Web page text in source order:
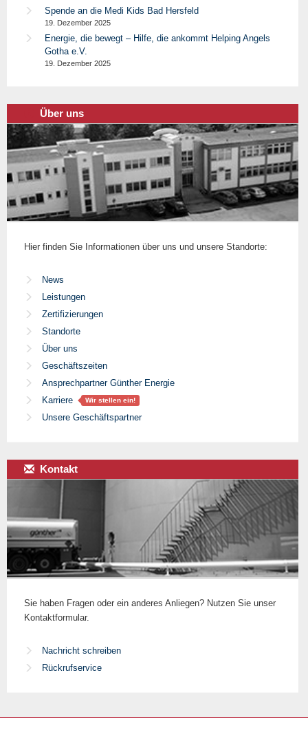
Spende an die Medi Kids Bad Hersfeld
19. Dezember 2025
Energie, die bewegt – Hilfe, die ankommt Helping Angels
Gotha e.V.
19. Dezember 2025
Über uns
Hier finden Sie Informationen über uns und unsere Standorte:
News
Leistungen
Zertifizierungen
Standorte
Über uns
Geschäftszeiten
Ansprechpartner Günther Energie
Karriere
Wir stellen ein!
Unsere Geschäftspartner
Kontakt
Sie haben Fragen oder ein anderes Anliegen? Nutzen Sie unser
Kontaktformular.
Nachricht schreiben
Rückrufservice